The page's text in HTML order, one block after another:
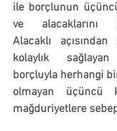
ile borçlunun
ve alacaklarını
Alacaklı
kolaylık
borçluyla herhangi
olmayan üçüncü
mağduriyetlere